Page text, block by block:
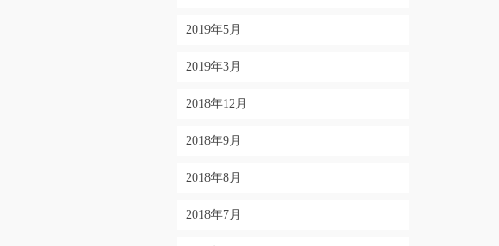
2019年5月
2019年3月
2018年12月
2018年9月
2018年8月
2018年7月